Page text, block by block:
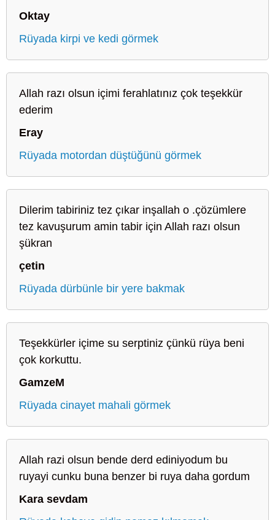
Oktay
Rüyada kirpi ve kedi görmek
Allah razı olsun içimi ferahlatınız çok teşekkür
ederim
Eray
Rüyada motordan düştüğünü görmek
Dilerim tabiriniz tez çıkar inşallah o .çözümlere
tez kavuşurum amin tabir için Allah razı olsun
şükran
çetin
Rüyada dürbünle bir yere bakmak
Teşekkürler içime su serptiniz çünkü rüya beni
çok korkuttu.
GamzeM
Rüyada cinayet mahali görmek
Allah razi olsun bende derd ediniyodum bu
ruyayi cunku buna benzer bi ruya daha gordum
Kara sevdam